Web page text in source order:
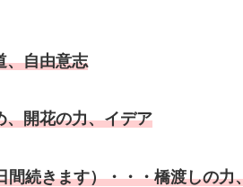
、自由意志
、開花の力、イデア
間続きます）・・・橋渡しの力